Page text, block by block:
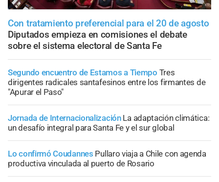
Con tratamiento preferencial para el 20 de agosto
Diputados empieza en comisiones el debate
sobre el sistema electoral de Santa Fe
Segundo encuentro de Estamos a Tiempo Tres
dirigentes radicales santafesinos entre los firmantes de
"Apurar el Paso"
Jornada de Internacionalización La adaptación climática:
un desafío integral para Santa Fe y el sur global
Lo confirmó Coudannes Pullaro viaja a Chile con agenda
productiva vinculada al puerto de Rosario